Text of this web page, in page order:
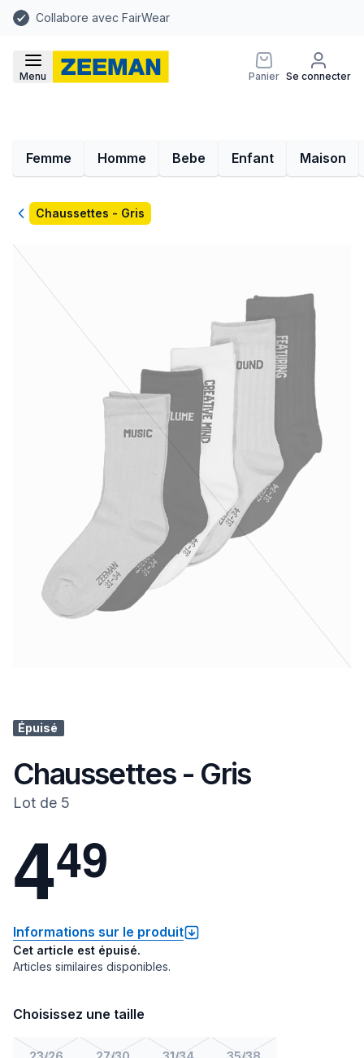
Collabore avec FairWear
Menu Panier Se connecter
Femme Homme Bebe Enfant Maison
RetourChaussettes - Gris
Épuisé
Chaussettes - Gris
Lot de 5
449
Informations sur le produit
Cet article est épuisé.
Articles similaires disponibles.
Choisissez une taille